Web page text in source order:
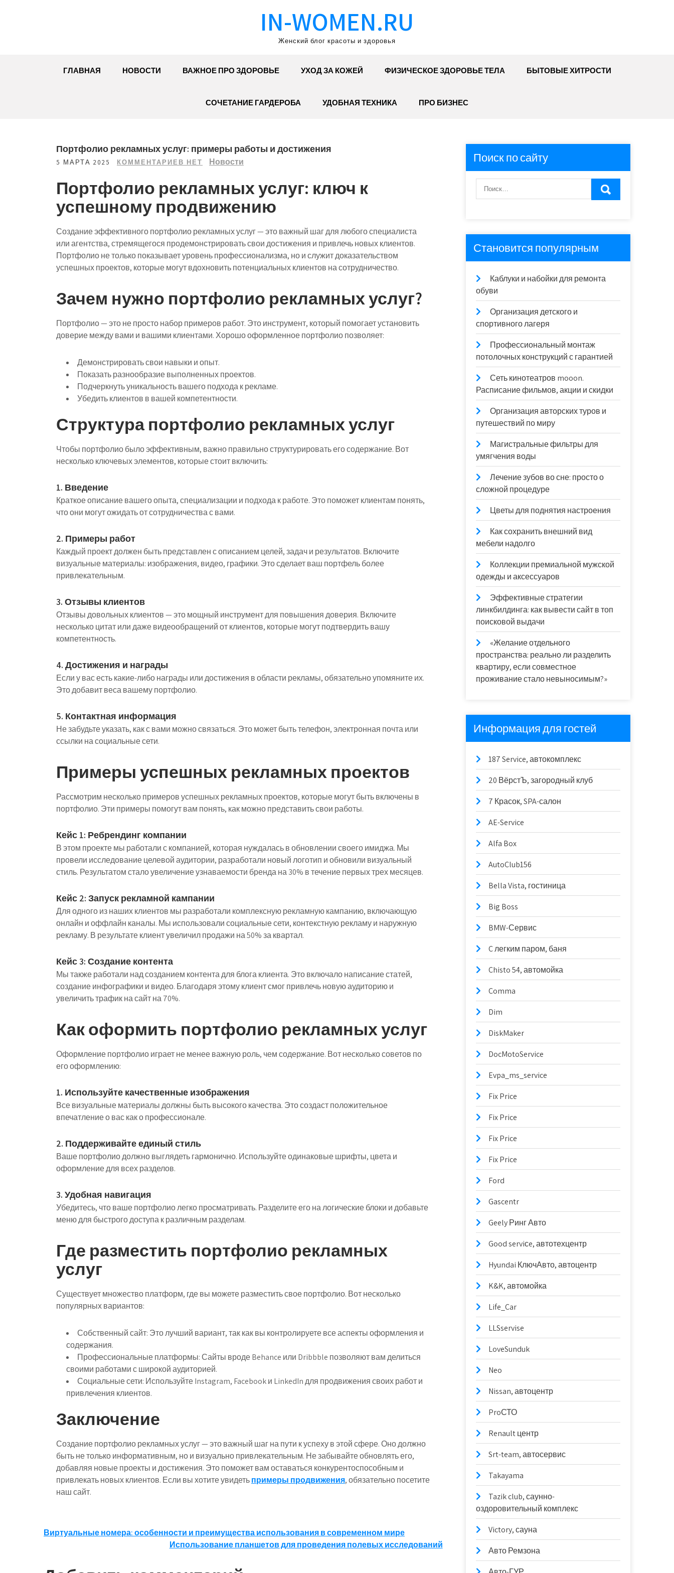
IN-WOMEN.RU
Женский блог красоты и здоровья
ГЛАВНАЯ НОВОСТИ ВАЖНОЕ ПРО ЗДОРОВЬЕ УХОД ЗА КОЖЕЙ ФИЗИЧЕСКОЕ ЗДОРОВЬЕ ТЕЛА БЫТОВЫЕ ХИТРОСТИ
СОЧЕТАНИЕ ГАРДЕРОБА УДОБНАЯ ТЕХНИКА ПРО БИЗНЕС
Портфолио рекламных услуг: примеры работы и достижения
5 МАРТА 2025 КОММЕНТАРИЕВ НЕТ Новости
Портфолио рекламных услуг: ключ к
успешному продвижению
Создание эффективного портфолио рекламных услуг — это важный шаг для любого специалиста
или агентства, стремящегося продемонстрировать свои достижения и привлечь новых клиентов.
Портфолио не только показывает уровень профессионализма, но и служит доказательством
успешных проектов, которые могут вдохновить потенциальных клиентов на сотрудничество.
Зачем нужно портфолио рекламных услуг?
Портфолио — это не просто набор примеров работ. Это инструмент, который помогает установить
доверие между вами и вашими клиентами. Хорошо оформленное портфолио позволяет:
Демонстрировать свои навыки и опыт.
Показать разнообразие выполненных проектов.
Подчеркнуть уникальность вашего подхода к рекламе.
Убедить клиентов в вашей компетентности.
Структура портфолио рекламных услуг
Чтобы портфолио было эффективным, важно правильно структурировать его содержание. Вот
несколько ключевых элементов, которые стоит включить:
1. Введение
Краткое описание вашего опыта, специализации и подхода к работе. Это поможет клиентам понять,
что они могут ожидать от сотрудничества с вами.
2. Примеры работ
Каждый проект должен быть представлен с описанием целей, задач и результатов. Включите
визуальные материалы: изображения, видео, графики. Это сделает ваш портфель более
привлекательным.
3. Отзывы клиентов
Отзывы довольных клиентов — это мощный инструмент для повышения доверия. Включите
несколько цитат или даже видеообращений от клиентов, которые могут подтвердить вашу
компетентность.
4. Достижения и награды
Если у вас есть какие-либо награды или достижения в области рекламы, обязательно упомяните их.
Это добавит веса вашему портфолио.
5. Контактная информация
Не забудьте указать, как с вами можно связаться. Это может быть телефон, электронная почта или
ссылки на социальные сети.
Примеры успешных рекламных проектов
Рассмотрим несколько примеров успешных рекламных проектов, которые могут быть включены в
портфолио. Эти примеры помогут вам понять, как можно представить свои работы.
Кейс 1: Ребрендинг компании
В этом проекте мы работали с компанией, которая нуждалась в обновлении своего имиджа. Мы
провели исследование целевой аудитории, разработали новый логотип и обновили визуальный
стиль. Результатом стало увеличение узнаваемости бренда на 30% в течение первых трех месяцев.
Кейс 2: Запуск рекламной кампании
Для одного из наших клиентов мы разработали комплексную рекламную кампанию, включающую
онлайн и оффлайн каналы. Мы использовали социальные сети, контекстную рекламу и наружную
рекламу. В результате клиент увеличил продажи на 50% за квартал.
Кейс 3: Создание контента
Мы также работали над созданием контента для блога клиента. Это включало написание статей,
создание инфографики и видео. Благодаря этому клиент смог привлечь новую аудиторию и
увеличить трафик на сайт на 70%.
Как оформить портфолио рекламных услуг
Оформление портфолио играет не менее важную роль, чем содержание. Вот несколько советов по
его оформлению:
1. Используйте качественные изображения
Все визуальные материалы должны быть высокого качества. Это создаст положительное
впечатление о вас как о профессионале.
2. Поддерживайте единый стиль
Ваше портфолио должно выглядеть гармонично. Используйте одинаковые шрифты, цвета и
оформление для всех разделов.
3. Удобная навигация
Убедитесь, что ваше портфолио легко просматривать. Разделите его на логические блоки и добавьте
меню для быстрого доступа к различным разделам.
Где разместить портфолио рекламных
услуг
Существует множество платформ, где вы можете разместить свое портфолио. Вот несколько
популярных вариантов:
Собственный сайт: Это лучший вариант, так как вы контролируете все аспекты оформления и
содержания.
Профессиональные платформы:Сайты вроде Behance или Dribbble позволяют вам делиться
своими работами с широкой аудиторией.
Социальные сети: Используйте Instagram, Facebook и LinkedIn для продвижения своих работ и
привлечения клиентов.
Заключение
Создание портфолио рекламных услуг — это важный шаг на пути к успеху в этой сфере. Оно должно
быть не только информативным, но и визуально привлекательным. Не забывайте обновлять его,
добавляя новые проекты и достижения. Это поможет вам оставаться конкурентоспособным и
привлекать новых клиентов. Если вы хотите увидетьпримеры продвижения, обязательно посетите
наш сайт.
Навигация
Виртуальные номера: особенности и преимущества использования в современном мире
Использование планшетов для проведения полевых исследований
Поиск по сайту
Становится популярным
Каблуки и набойки для ремонта
обуви
Организация детского и
спортивного лагеря
Профессиональный монтаж
потолочных конструкций с гарантией
Сеть кинотеатров mooon.
Расписание фильмов, акции и скидки
Организация авторских туров и
путешествий по миру
Магистральные фильтры для
умягчения воды
Лечение зубов во сне: просто о
сложной процедуре
Цветы для поднятия настроения
Как сохранить внешний вид
мебели надолго
Коллекции премиальной мужской
одежды и аксессуаров
Эффективные стратегии
линкбилдинга: как вывести сайт в топ
поисковой выдачи
«Желание отдельного
пространства: реально ли разделить
квартиру, если совместное
проживание стало невыносимым?»
Информация для гостей
187 Service, автокомплекс
20 ВёрстЪ, загородный клуб
7 Красок, SPA-салон
AE-Service
Alfa Box
AutoClub156
Bella Vista, гостиница
Big Boss
BMW-Сервис
C легким паром, баня
Chisto 54, автомойка
Comma
Dim
DiskMaker
DocMotoService
Evpa_ms_service
Fix Price
Fix Price
Fix Price
Fix Price
Ford
Gascentr
Geely Ринг Авто
Good serviсe, автотехцентр
Hyundai КлючАвто, автоцентр
K&K, автомойка
Life_Car
LLSservise
LoveSunduk
Neo
Nissan, автоцентр
ProСТО
Renault центр
Srt-team, автосервис
Takayama
Tazik club, саунно-
оздоровительный комплекс
Victory, сауна
Авто Ремзона